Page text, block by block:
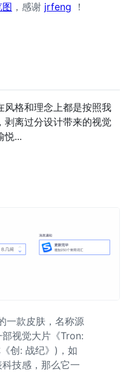
，感谢 jrfeng ！
风格和理念上都是按照我
剥离过分设计带来的视觉
悦...
一款皮肤，名称源
视觉大片《Tron:
创: 战纪》)，如
技感，那么它一